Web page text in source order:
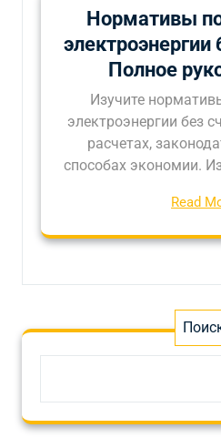
Нормативы
электроэнергии
Полное
Изучите
электроэнергии без
расчетах,
способах экономии.
Read